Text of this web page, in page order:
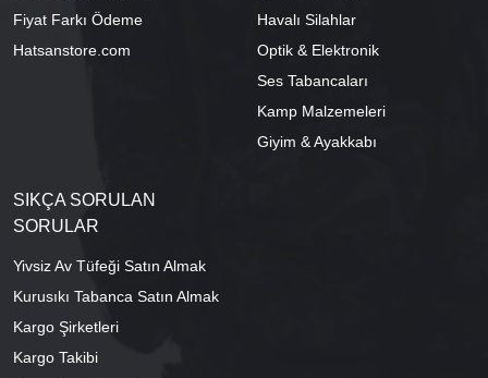
Fiyat Farkı Ödeme
Hatsanstore.com
Havalı Silahlar
Optik & Elektronik
Ses Tabancaları
Kamp Malzemeleri
Giyim & Ayakkabı
SIKÇA SORULAN
SORULAR
Yivsiz Av Tüfeği Satın Almak
Kurusıkı Tabanca Satın Almak
Kargo Şirketleri
Kargo Takibi